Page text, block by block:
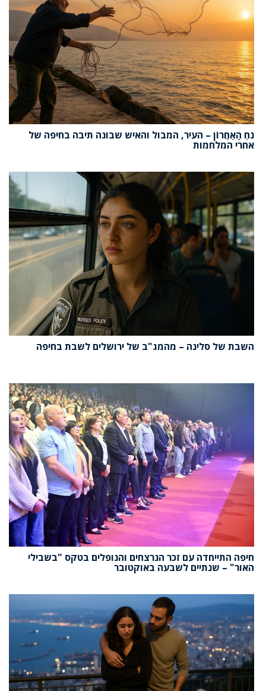
נֹחַ הָאַחֲרוֹן – העיר, המבול והאיש שבונה תיבה בחיפה של
אחרי המלחמות
השבת של סלינה – מהמג"ב של ירושלים לשבת בחיפה
חיפה התייחדה עם זכר הנרצחים והנופלים בטקס "בשבילי
האור" – שנתיים לשבעה באוקטובר